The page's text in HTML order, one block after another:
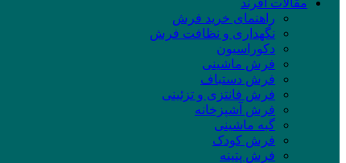
مقالات افرند
راهنمای خرید فرش
نگهداری و نظافت فرش
دکوراسیون
فرش ماشینی
فرش دستباف
فرش فانتزی و تزئینی
فرش آشپزخانه
گبه ماشینی
فرش کودک
فرش پتینه